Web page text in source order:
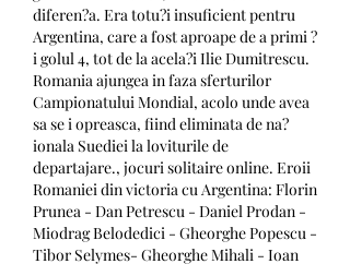
diferen?a. Era totu?i insuficient pentru
Argentina, care a fost aproape de a primi ?
i golul 4, tot de la acela?i Ilie Dumitrescu.
Romania ajungea in faza sferturilor
Campionatului Mondial, acolo unde avea
sa se i opreasca, fiind eliminata de na?
ionala Suediei la loviturile de
departajare., jocuri solitaire online. Eroii
Romaniei din victoria cu Argentina: Florin
Prunea - Dan Petrescu - Daniel Prodan -
Miodrag Belodedici - Gheorghe Popescu -
Tibor Selymes- Gheorghe Mihali - Ioan